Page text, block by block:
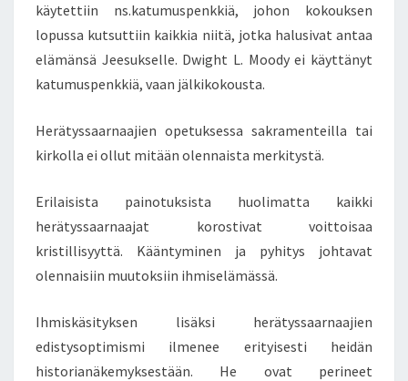
D
I
S
T
O
P
I
S
M
käytettiin ns.katumuspenkkiä, johon kokouksen
lopussa kutsuttiin kaikkia niitä, jotka halusivat antaa
elämänsä Jeesukselle. Dwight L. Moody ei käyttänyt
katumuspenkkiä, vaan jälkikokousta.
Herätyssaarnaajien opetuksessa sakramenteilla tai
kirkolla ei ollut mitään olennaista merkitystä.
Erilaisista painotuksista huolimatta kaikki
herätyssaarnaajat korostivat voittoisaa
kristillisyyttä. Kääntyminen ja pyhitys johtavat
olennaisiin muutoksiin ihmiselämässä.
Ihmiskäsityksen lisäksi herätyssaarnaajien
edistysoptimismi ilmenee erityisesti heidän
historianäkemyksestään. He ovat perineet